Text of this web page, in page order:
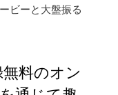
ビーと大盤振る
料のオン